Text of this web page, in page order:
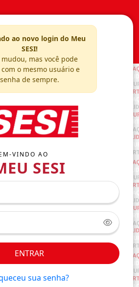
ao novo login do Meu
SESI!
mas você pode
o mesmo usuário e
senha de sempre.
VINDO AO
SESI
ENTRAR
sua senha?